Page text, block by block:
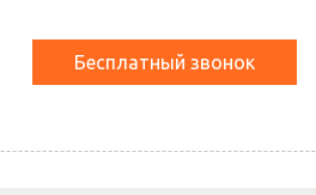
Бесплатный звонок